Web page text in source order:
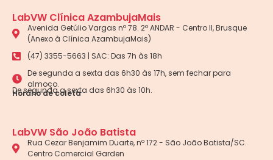
LabVW Clínica AzambujaMais
Avenida Getúlio Vargas nº 78. 2º ANDAR - Centro II, Brusque
(Anexo à Clínica AzambujaMais)
(47) 3355-5663 | SAC: Das 7h às 18h
De segunda a sexta das 6h30 às 17h, sem fechar para
almoço.
Horário de coleta
De segunda a sexta das 6h30 às 10h.
LabVW São João Batista
Rua Cezar Benjamim Duarte, nº 172 - São João Batista/SC.
Centro Comercial Garden